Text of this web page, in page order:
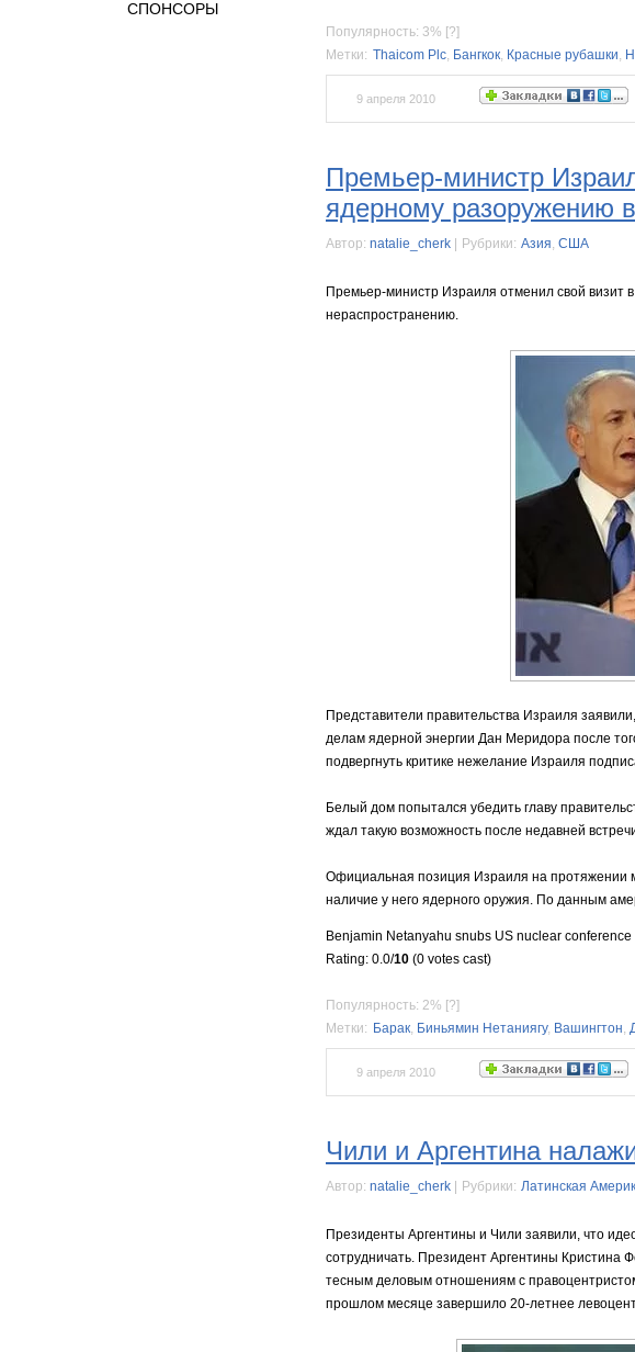
СПОНСОРЫ
Популярность: 3% [?]
Метки: Thaicom Plс, Бангкок, Красные рубашки,
9 апреля 2010
Премьер-министр
ядерному разоружению
Автор: natalie_cherk Рубрики: Азия, США
Премьер-министр Израиля отменил свой визит
нераспространению.
Представители правительства Израиля
делам ядерной энергии Дан Меридора после
подвергнуть критике нежелание Израиля
Белый дом попытался убедить главу
ждал такую возможность после недавней
Официальная позиция Израиля на протяжении
наличие у него ядерного оружия. По данным
Benjamin Netanyahu snubs US nuclear conference
Rating: 0.0/10 (0 votes cast)
Популярность: 2% [?]
Метки: Барак, Биньямин Нетаниягу, Вашингтон,
9 апреля 2010
Чили и Аргентина
Автор: natalie_cherk Рубрики: Латинская
Президенты Аргентины и Чили заявили, что
сотрудничать. Президент Аргентины Кристина
тесным деловым отношениям с
прошлом месяце завершило 20-летнее